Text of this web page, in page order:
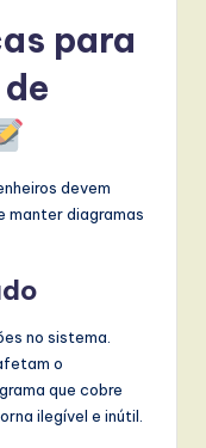
para
devem
manter diagramas
no sistema.
o
que cobre
ilegível e inútil.